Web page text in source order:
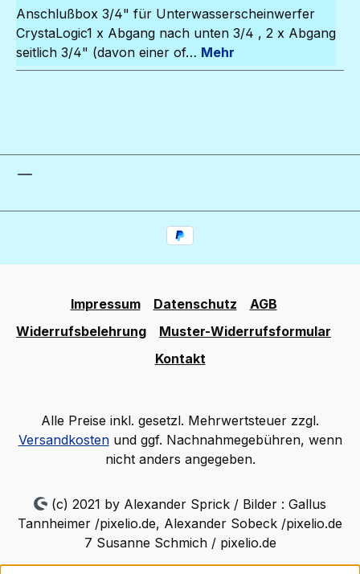
Anschlußbox 3/4" für Unterwasserscheinwerfer
CrystaLogic1 x Abgang nach unten 3/4 , 2 x Abgang
seitlich 3/4" (davon einer of… Mehr
Impressum Datenschutz
AGB
Widerrufsbelehrung
Muster-Widerrufsformular
Kontakt
Alle Preise inkl. gesetzl. Mehrwertsteuer zzgl.
Versandkostenund ggf. Nachnahmegebühren, wenn
nicht anders angegeben.
(c) 2021 by Alexander Sprick / Bilder : Gallus
Tannheimer /pixelio.de, Alexander Sobeck /pixelio.de
7 Susanne Schmich / pixelio.de